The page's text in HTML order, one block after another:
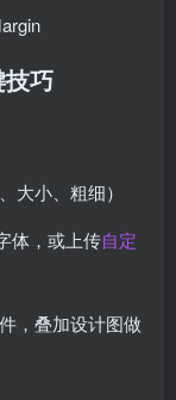
巧
大小、粗细）
体，或上传自定
，叠加设计图做